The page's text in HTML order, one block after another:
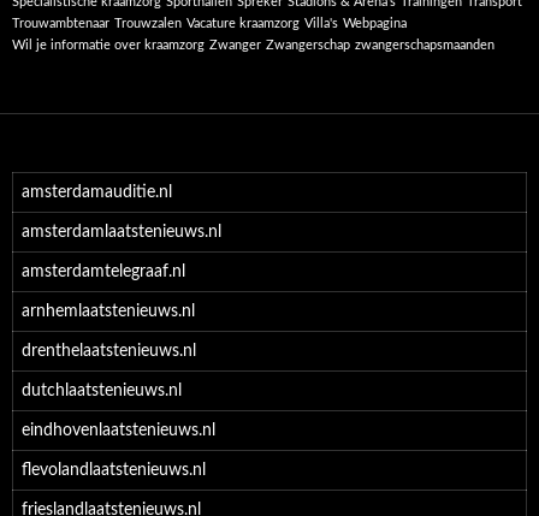
Trouwambtenaar Trouwzalen Vacature kraamzorg Villa's Webpagina
Wil je informatie over kraamzorg Zwanger Zwangerschap zwangerschapsmaanden
amsterdamauditie.nl
amsterdamlaatstenieuws.nl
amsterdamtelegraaf.nl
arnhemlaatstenieuws.nl
drenthelaatstenieuws.nl
dutchlaatstenieuws.nl
eindhovenlaatstenieuws.nl
flevolandlaatstenieuws.nl
frieslandlaatstenieuws.nl